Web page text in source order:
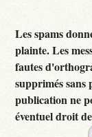
Les spams
plainte. Les
fautes
supprimés
publication ne
éventuel droit